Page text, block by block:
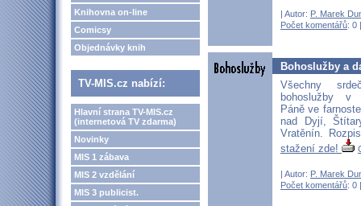
Knihovna on-line
Comicsy
Objednávky knih
TV-MIS.cz nabízí:
Hlavní strana TV-MIS.cz
(internetová TV zdarma)
Novinky
MIS 1 zábava
MIS 2 vzdělání
MIS 3 publicist.
| Autor: P. Marek
Počet komentářů: 0
Bohoslužby a
Všechny
bohoslužby v
Páně ve
nad Dyjí,
Vratěnín.
stažení zde!
| Autor: P. Marek
Počet komentářů: 0